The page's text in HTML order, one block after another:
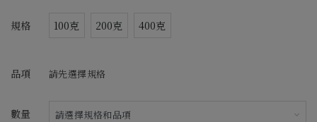
規格 100克 200克 400克
品項 請先選擇規格
數量